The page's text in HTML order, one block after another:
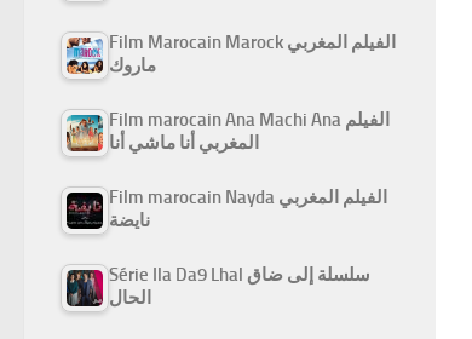
Film Marocain Marock الفيلم المغربي
ماروك
Film marocain Ana Machi Ana الفيلم
المغربي أنا ماشي أنا
Film marocain Nayda الفيلم المغربي
نايضة
Série Ila Da9 Lhal سلسلة إلى ضاق
الحال